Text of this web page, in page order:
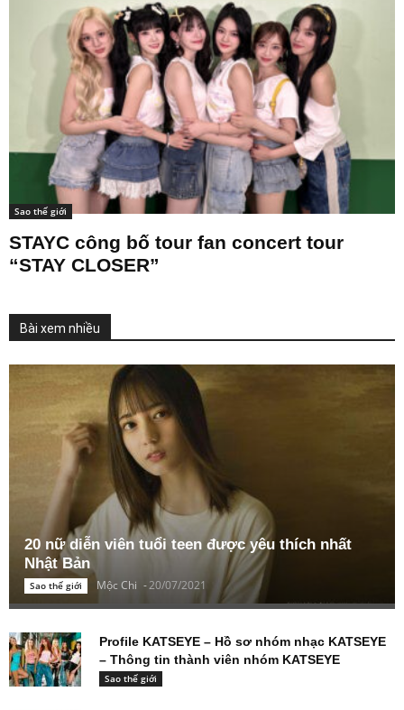
Sao thế giới
STAYC công bố tour fan concert tour
“STAY CLOSER”
Bài xem nhiều
20 nữ diễn viên tuổi teen được yêu thích nhất
Nhật Bản
Sao thế giới Mộc Chi -20/07/2021
Profile KATSEYE – Hồ sơ nhóm nhạc KATSEYE
– Thông tin thành viên nhóm KATSEYE
Sao thế giới